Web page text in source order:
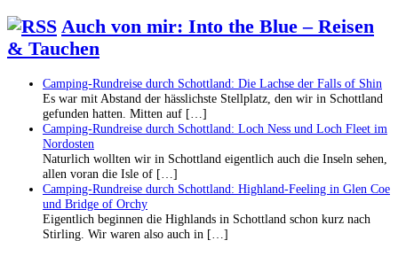
Auch von mir: Into the Blue – Reisen
& Tauchen
Camping-Rundreise durch Schottland: Die Lachse der Falls of Shin
Es war mit Abstand der hässlichste Stellplatz, den wir in Schottland
gefunden hatten. Mitten auf […]
Camping-Rundreise durch Schottland: Loch Ness und Loch Fleet im
Nordosten
Naturlich wollten wir in Schottland eigentlich auch die Inseln sehen,
allen voran die Isle of […]
Camping-Rundreise durch Schottland: Highland-Feeling in Glen Coe
und Bridge of Orchy
Eigentlich beginnen die Highlands in Schottland schon kurz nach
Stirling. Wir waren also auch in […]